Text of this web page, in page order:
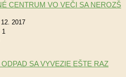
CENTRUM VO VEČI SA
2017
1
SA VYVEZIE EŠTE RAZ